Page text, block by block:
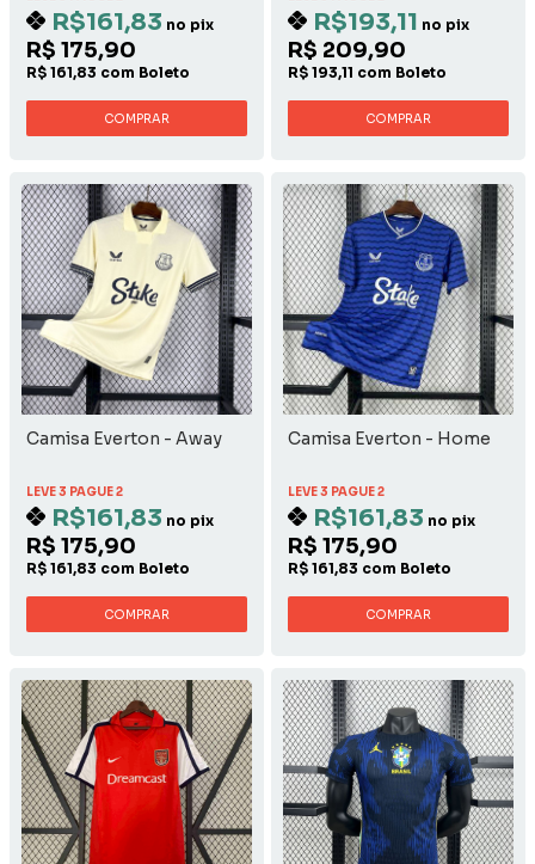
R$161,83 no pix
R$ 175,90
R$ 161,83 com Boleto
COMPRAR
R$193,11 no pix
R$ 209,90
R$ 193,11 com Boleto
COMPRAR
Camisa Everton - Away
LEVE 3 PAGUE 2
R$161,83 no pix
R$ 175,90
R$ 161,83 com Boleto
COMPRAR
Camisa Everton - Home
LEVE 3 PAGUE 2
R$161,83 no pix
R$ 175,90
R$ 161,83 com Boleto
COMPRAR